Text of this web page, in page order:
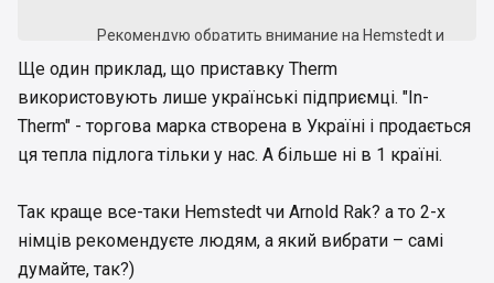
Рекомендую обратить внимание на Hemstedt и
Arnold Rak. Нагревательный кабель изготовлен
в Германии и является самым качественным на
рынке. Если смотреть на качество из доступной
ценовой категории, то лучше Ryxon. Он
изготовлен в Латвии.
Ще один приклад, що приставку Therm
використовують лише українські підприємці. "In-
Therm" - торгова марка створена в Україні і продається
ця тепла підлога тільки у нас. А більше ні в 1 країні.
Так краще все-таки Hemstedt чи Arnold Rak? а то 2-х
німців рекомендуєте людям, а який вибрати – самі
думайте, так?)